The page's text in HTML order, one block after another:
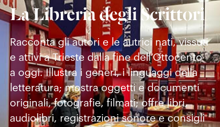
La Libreria degli Scrittori
Racconta gli autori e le autrici nati, vissuti
e attivi a Trieste dalla fine dell’Ottocento
a oggi. Illustra i generi, i linguaggi della
letteratura; mostra oggetti e documenti
originali, fotografie, filmati; offre libri,
audiolibri, registrazioni sonore e consigli